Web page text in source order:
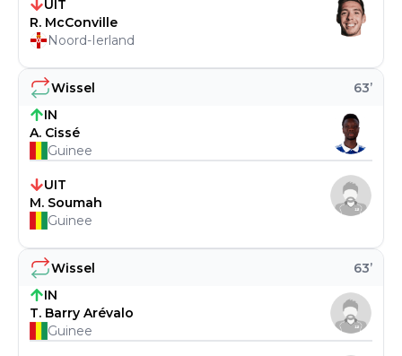
Wissel 63’
IN
T. Barry Arévalo
Guinee
Wissel 63’
IN
A. Cissé
Guinee
UIT
M. Soumah
Guinee
UIT
R. McConville
Noord-Ierland